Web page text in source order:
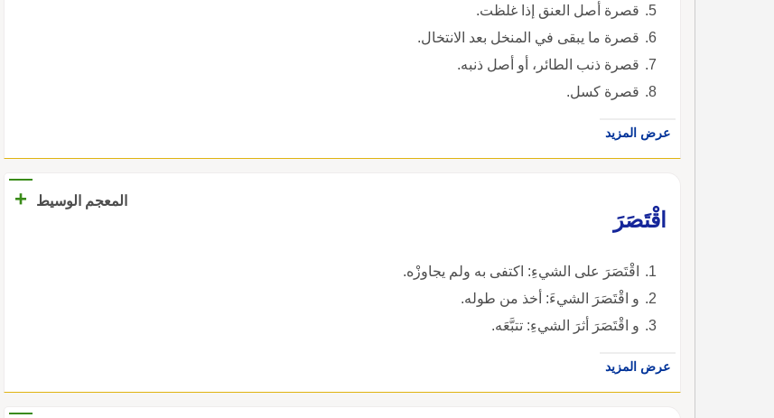
قصرة أصل العنق إذا غلظت.
قصرة ما يبقى في المنخل بعد الانتخال.
قصرة ذنب الطائر، أو أصل ذنبه.
قصرة كسل.
عرض المزيد
المعجم الوسيط
+
اقْتَصَرَ
اقْتَصَرَ على الشيءِ: اكتفى به ولم يجاوزْه.
و اقْتَصَرَ الشيءَ: أخذ من طوله.
و اقْتَصَرَ أثرَ الشيءِ: تتبَّعَه.
عرض المزيد